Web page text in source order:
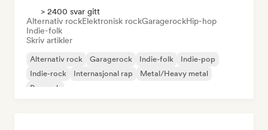
> 2400 svar gitt
Alternativ rockElektronisk rockGaragerockHip-hop
Indie-folk
Skriv artikler
Alternativ rock Garagerock Indie-folk
Indie-pop
Indie-rock
Internasjonal rap
Metal/Heavy metal
Poprock